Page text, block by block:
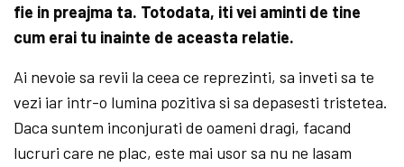
fie in preajma ta. Totodata, iti vei aminti de tine
cum erai tu inainte de aceasta relatie.
Ai nevoie sa revii la ceea ce reprezinti, sa inveti sa te
vezi iar intr-o lumina pozitiva si sa depasesti tristetea.
Daca suntem inconjurati de oameni dragi, facand
lucruri care ne plac, este mai usor sa nu ne lasam